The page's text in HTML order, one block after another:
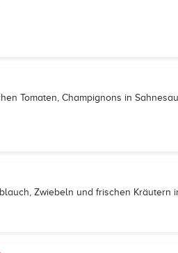
Tomaten, Champignons in
Zwiebeln und frischen Kräutern